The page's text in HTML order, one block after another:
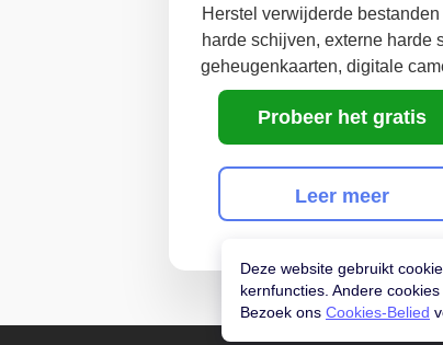
Herstel verwijderde
harde schijven, externe harde
geheugenkaarten, digitale
camcovers, of flash drives
Probeer het gratis
Leer meer
Deze website gebruikt
kernfuncties. Andere
Bezoek ons Cookies-Belied